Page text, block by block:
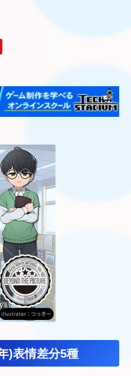
)表情差分5種